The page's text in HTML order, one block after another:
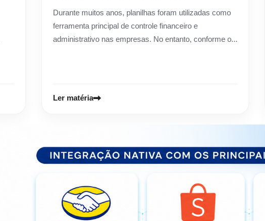
Durante muitos anos, planilhas foram utilizadas como
ferramenta principal de controle financeiro e
administrativo nas empresas. No entanto, conforme o...
Ler matéria